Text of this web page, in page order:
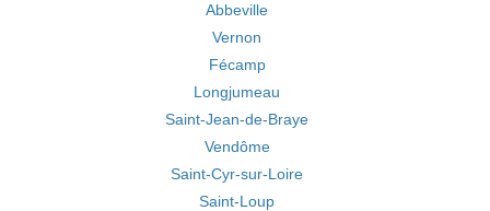
Abbeville
Vernon
Fécamp
Longjumeau
Saint-Jean-de-Braye
Vendôme
Saint-Cyr-sur-Loire
Saint-Loup